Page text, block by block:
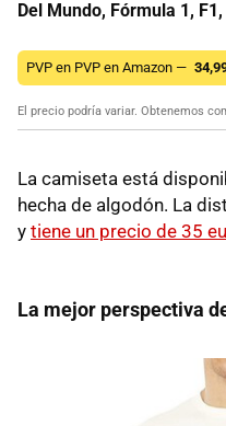
Del Mundo, Fórmula 1,
PVP en PVP en Amazon —
El precio podría variar. Obtenemos
La camiseta está
hecha de algodón. La
y tiene un precio de 35
La mejor perspectiva